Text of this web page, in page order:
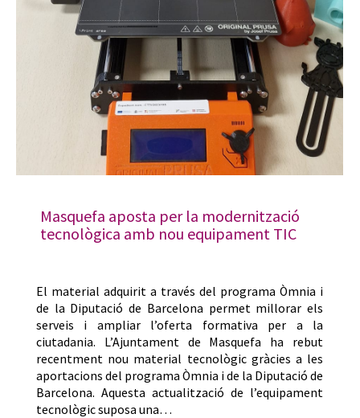
Masquefa aposta per la modernització
tecnològica amb nou equipament TIC
El material adquirit a través del programa Òmnia i
de la Diputació de Barcelona permet millorar els
serveis i ampliar l’oferta formativa per a la
ciutadania. L’Ajuntament de Masquefa ha rebut
recentment nou material tecnològic gràcies a les
aportacions del programa Òmnia i de la Diputació de
Barcelona. Aquesta actualització de l’equipament
tecnològic suposa una…